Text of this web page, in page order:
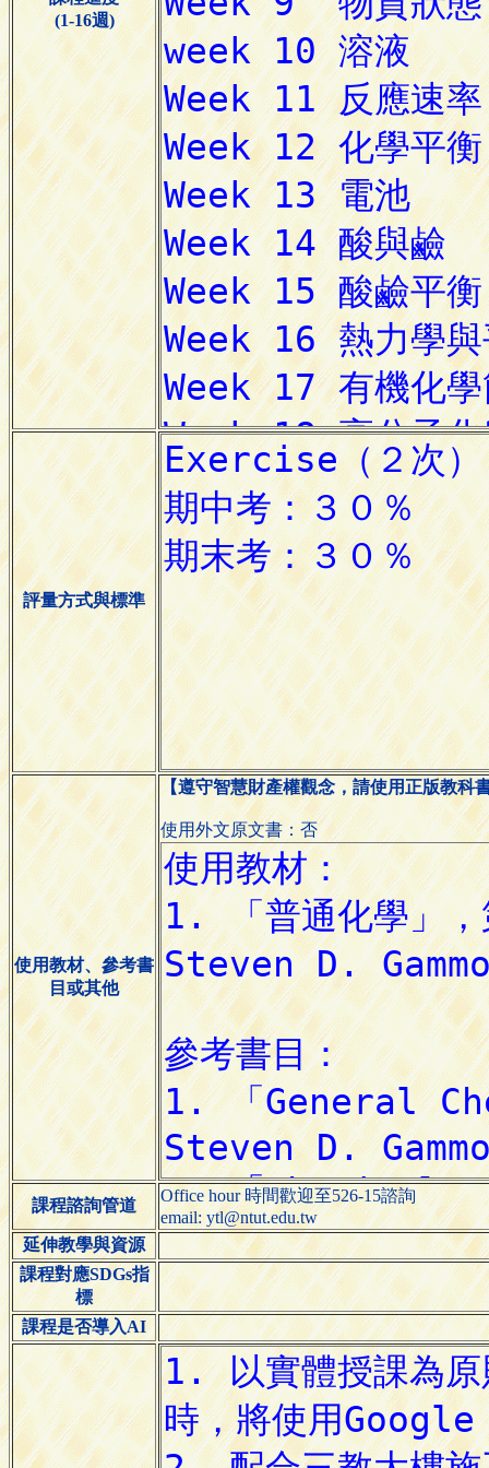
(1-16週)
評量方式與標準
使用教材、參考書
目或其他
【遵守智慧財產權觀念，請使用正版教科
使用外文原文書：否
課程諮詢管道
Office hour 時間歡迎至526-15諮詢
email: ytl@ntut.edu.tw
延伸教學與資源
課程對應SDGs指
標
課程是否導入AI